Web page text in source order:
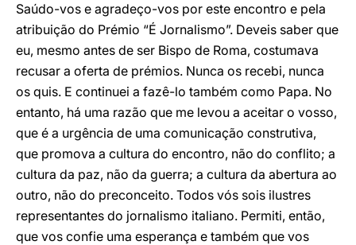
Saúdo-vos e agradeço-vos por este encontro e pela
atribuição do Prémio “É Jornalismo”. Deveis saber que
eu, mesmo antes de ser Bispo de Roma, costumava
recusar a oferta de prémios. Nunca os recebi, nunca
os quis. E continuei a fazê-lo também como Papa. No
entanto, há uma razão que me levou a aceitar o vosso,
que é a urgência de uma comunicação construtiva,
que promova a cultura do encontro, não do conflito; a
cultura da paz, não da guerra; a cultura da abertura ao
outro, não do preconceito. Todos vós sois ilustres
representantes do jornalismo italiano. Permiti, então,
que vos confie uma esperança e também que vos